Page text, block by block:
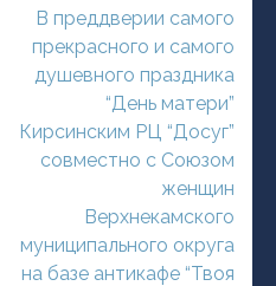
В преддверии самого
прекрасного и самого
душевного праздника
“День матери”
Кирсинским РЦ “Досуг”
совместно с Союзом
женщин
Верхнекамского
муниципального округа
на базе антикафе “Твоя